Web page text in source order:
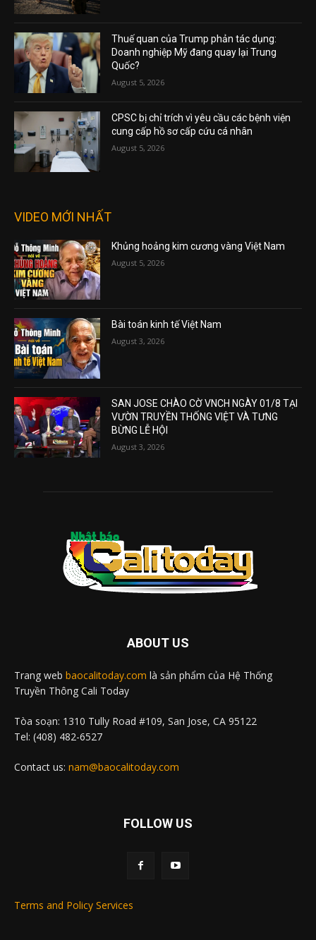
Thuế quan của Trump phản tác dụng:
Doanh nghiệp Mỹ đang quay lại Trung
Quốc?
August 5, 2026
CPSC bị chỉ trích vì yêu cầu các bệnh viện
cung cấp hồ sơ cấp cứu cá nhân
August 5, 2026
VIDEO MỚI NHẤT
Khủng hoảng kim cương vàng Việt Nam
August 5, 2026
Bài toán kinh tế Việt Nam
August 3, 2026
SAN JOSE CHÀO CỜ VNCH NGÀY 01/8 TẠI
VƯỜN TRUYỀN THỐNG VIỆT VÀ TƯNG
BỪNG LỄ HỘI
August 3, 2026
ABOUT US
Trang web baocalitoday.com là sản phẩm của Hệ Thống
Truyền Thông Cali Today
Tòa soạn: 1310 Tully Road #109, San Jose, CA 95122
Tel: (408) 482-6527
Contact us: nam@baocalitoday.com
FOLLOW US
Terms and Policy Services